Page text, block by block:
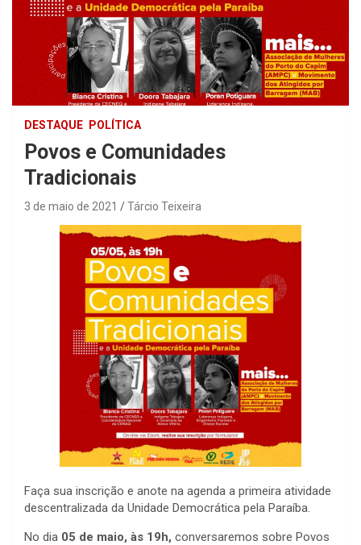
DESTAQUE POLÍTICA
Povos e Comunidades
Tradicionais
3 de maio de 2021 Tárcio Teixeira
Faça sua inscrição e anote na agenda a primeira atividade
descentralizada da Unidade Democrática pela Paraíba.
No dia 05 de maio, às 19h, conversaremos sobre Povos